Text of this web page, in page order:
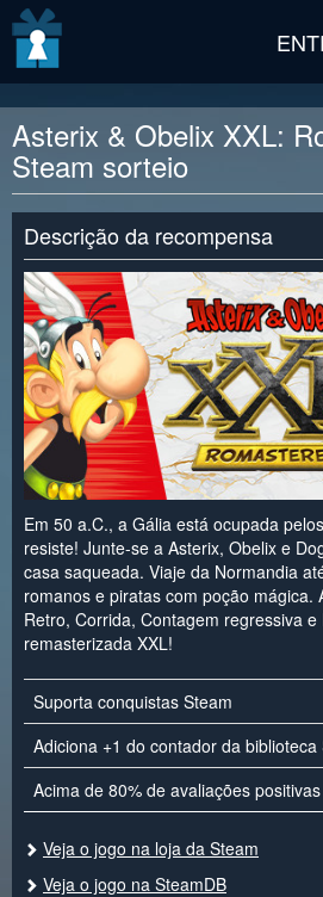
Asterix & Obelix XXL:
Steam sorteio
Descrição da recompensa
Em 50 a.C., a Gália está ocupada
resiste! Junte-se a Asterix, Obelix e
casa saqueada. Viaje da Normandia
romanos e piratas com poção mágica.
Retro, Corrida, Contagem regressiva
remasterizada XXL!
Suporta conquistas Steam
Adiciona +1 do contador da biblioteca
Acima de 80% de avaliações positivas
Veja o jogo na loja da Steam
Veja o jogo na SteamDB